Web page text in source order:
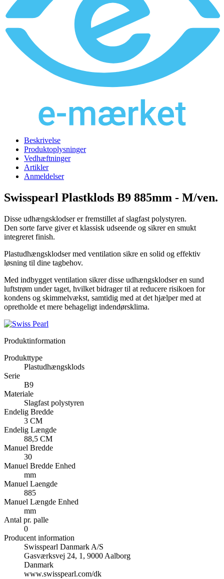
Beskrivelse
Produktoplysninger
Vedhæftninger
Artikler
Anmeldelser
Swisspearl Plastklods B9 885mm - M/ven.
Disse udhængsklodser er fremstillet af slagfast polystyren.
Den sorte farve giver et klassisk udseende og sikrer en smukt
integreret finish.
Plastudhængsklodser med ventilation sikre en solid og effektiv
løsning til dine tagbehov.
Med indbygget ventilation sikrer disse udhængsklodser en sund
luftstrøm under taget, hvilket bidrager til at reducere risikoen for
kondens og skimmelvækst, samtidig med at det hjælper med at
opretholde et mere behageligt indendørsklima.
Produktinformation
Produkttype
Plastudhængsklods
Serie
B9
Materiale
Slagfast polystyren
Endelig Bredde
3 CM
Endelig Længde
88,5 CM
Manuel Bredde
30
Manuel Bredde Enhed
mm
Manuel Laengde
885
Manuel Længde Enhed
mm
Antal pr. palle
0
Producent information
Swisspearl Danmark A/S
Gasværksvej 24, 1, 9000 Aalborg
Danmark
www.swisspearl.com/dk